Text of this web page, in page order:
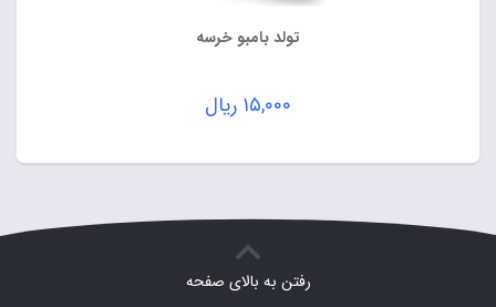
تولد بامبو خرسه
۱۵,۰۰۰ ریال
رفتن به بالای صفحه